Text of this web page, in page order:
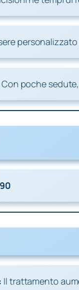
Con poche
Il trattamento